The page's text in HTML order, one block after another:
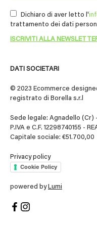
DATI SOCIETARI
© 2023 Ecommerce
registrato di Borella s.r.l
Sede legale: Agnadello (Cr)
P.IVA e C.F. 12298740155 -
Capitale sociale: €51.700,00
Privacy policy
Cookie Policy
powered by Lumi
Dichiaro di aver letto l'
trattamento dei dati